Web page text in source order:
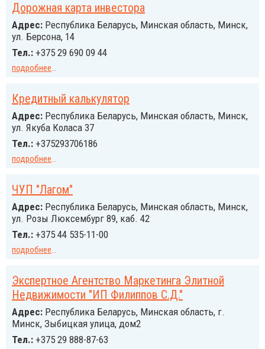
Дорожная карта инвестора
Адрес: Республика Беларусь, Минская область, Минск,
ул. Берсона, 14
Тел.: +375 29 690 09 44
подробнее...
Кредитный калькулятор
Адрес: Республика Беларусь, Минская область, Минск,
ул. Якуба Коласа 37
Тел.: +375293706186
подробнее...
ЧУП "Лагом"
Адрес: Республика Беларусь, Минская область, Минск,
ул. Розы Люксембург 89, каб. 42
Тел.: +375 44 535-11-00
подробнее...
Экспертное Агентство Маркетинга Элитной
Недвижимости "ИП Филиппов С.Д."
Адрес: Республика Беларусь, Минская область, г.
Минск, Зыбицкая улица, дом2
Тел.: +375 29 888-87-63